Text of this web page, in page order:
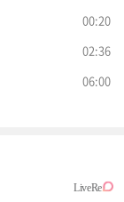
00:20
02:36
06:00